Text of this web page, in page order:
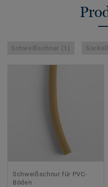
Schweißschnur (1)
Schweißschnur für PVC-
Böden